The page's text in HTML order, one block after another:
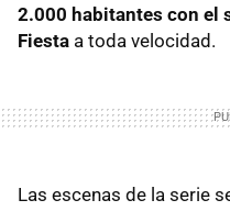
2.000 habitantes con el
Fiesta a toda velocidad.
Las escenas de la serie